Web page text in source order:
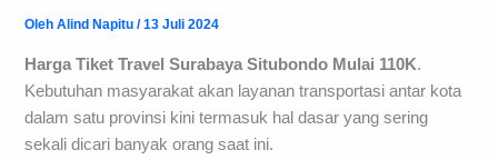
OlehAlind Napitu/13 Juli 2024
Harga Tiket Travel Surabaya Situbondo Mulai 110K.
Kebutuhan masyarakat akan layanan transportasi antar kota
dalam satu provinsi kini termasuk hal dasar yang sering
sekali dicari banyak orang saat ini.